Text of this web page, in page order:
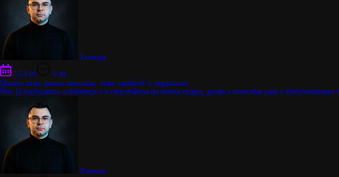
Everton
15 Fev
6 m
Quanto mais massa muscular, mais saudável o organismo
Nos já explicamos a diferença e a importância da massa magra, gorda e muscular para o funcionamento
Everton